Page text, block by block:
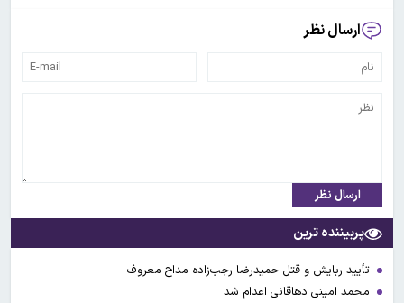
ارسال نظر
ارسال نظر
پربیننده ترین
تأیید ربایش و قتل حمیدرضا رجب‌زاده مداح معروف
محمد امینی دهاقانی اعدام شد